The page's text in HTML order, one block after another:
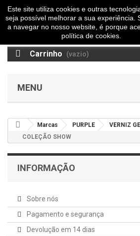
Carrinho (vazio)
MENU
Marcas PURPLE VERNIZ
COLEÇÃO SHOW
INFORMAÇÃO
Sobre nós
Pagamento e segurança
Devolução em 14 dias
Este site utiliza cookies e outras
seja possível melhorar a sua experiência.
a navegar no nosso website, é porque
política de cookies.